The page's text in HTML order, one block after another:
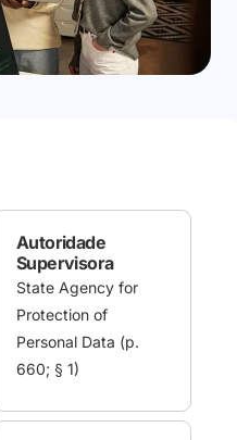
Autoridade
Supervisora
State Agency for
Protection of
Personal Data (p.
660; § 1)